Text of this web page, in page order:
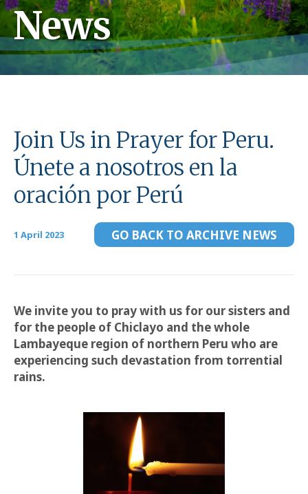
News
Join Us in Prayer for Peru.
Únete a nosotros en la
oración por Perú
1 April 2023 GO BACK TO ARCHIVE NEWS
We invite you to pray with us for our sisters and
for the people of Chiclayo and the whole
Lambayeque region of northern Peru who are
experiencing such devastation from torrential
rains.